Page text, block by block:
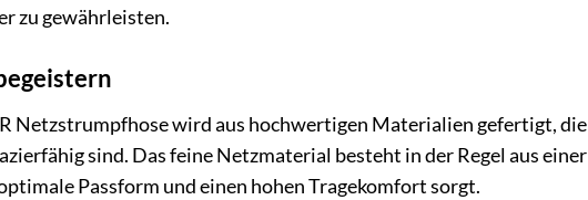
zu gewährleisten.
Netzstrumpfhose wird aus hochwertigen Materialien gefertigt,
sind. Das feine Netzmaterial besteht in der Regel aus
Passform und einen hohen Tragekomfort sorgt.